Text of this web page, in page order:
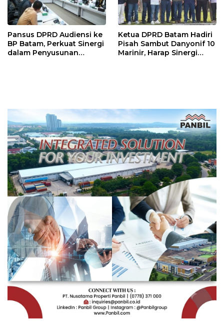
Pansus DPRD Audiensi ke
BP Batam, Perkuat Sinergi
dalam Penyusunan
Ketua DPRD Batam Hadiri
Pisah Sambut Danyonif 10
Marinir, Harap Sinergi